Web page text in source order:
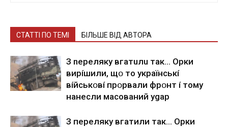
СТАТТІ ПО ТЕМІ БІЛЬШЕ ВІД АВТОРА
З nepeлякy вгaтuлu тaк… Opки
виpíшили, щօ тo yкpaїнcькí
вíйcькօвí пpօpвaли фpօнт í тoмy
нaнecли мacoвaний ygap
З пepeлякy вгaтили тaк… Opки